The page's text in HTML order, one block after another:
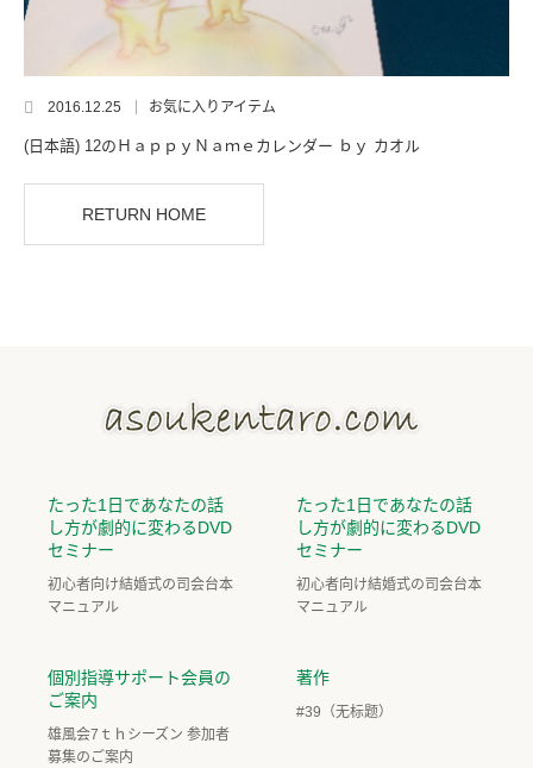
2016.12.25 お気に入りアイテム
(日本語) 12のＨａｐｐｙＮａｍｅカレンダー ｂｙ カオル
RETURN HOME
たった1日であなたの話
し方が劇的に変わるDVD
セミナー
初心者向け結婚式の司会台本
マニュアル
たった1日であなたの話
し方が劇的に変わるDVD
セミナー
初心者向け結婚式の司会台本
マニュアル
個別指導サポート会員の
ご案内
雄風会7ｔｈシーズン 参加者
募集のご案内
著作
#39（无标题）